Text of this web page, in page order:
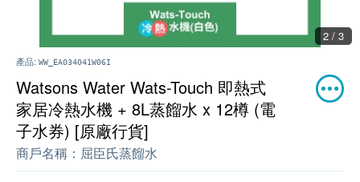
2 / 3
產品: WW_EA034041W06I
Watsons Water Wats-Touch 即熱式
家居冷熱水機 + 8L蒸餾水 x 12樽 (電
子水券) [原廠行貨]
商戶名稱： 屈臣氏蒸餾水